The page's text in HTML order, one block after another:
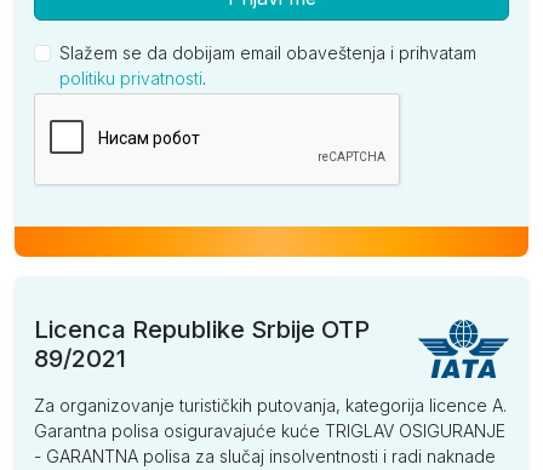
Slažem se da dobijam email obaveštenja i prihvatam
politiku privatnosti.
Licenca Republike Srbije OTP
89/2021
Za organizovanje turističkih putovanja, kategorija licence A.
Garantna polisa osiguravajuće kuće TRIGLAV OSIGURANJE
- GARANTNA polisa za slučaj insolventnosti i radi naknade